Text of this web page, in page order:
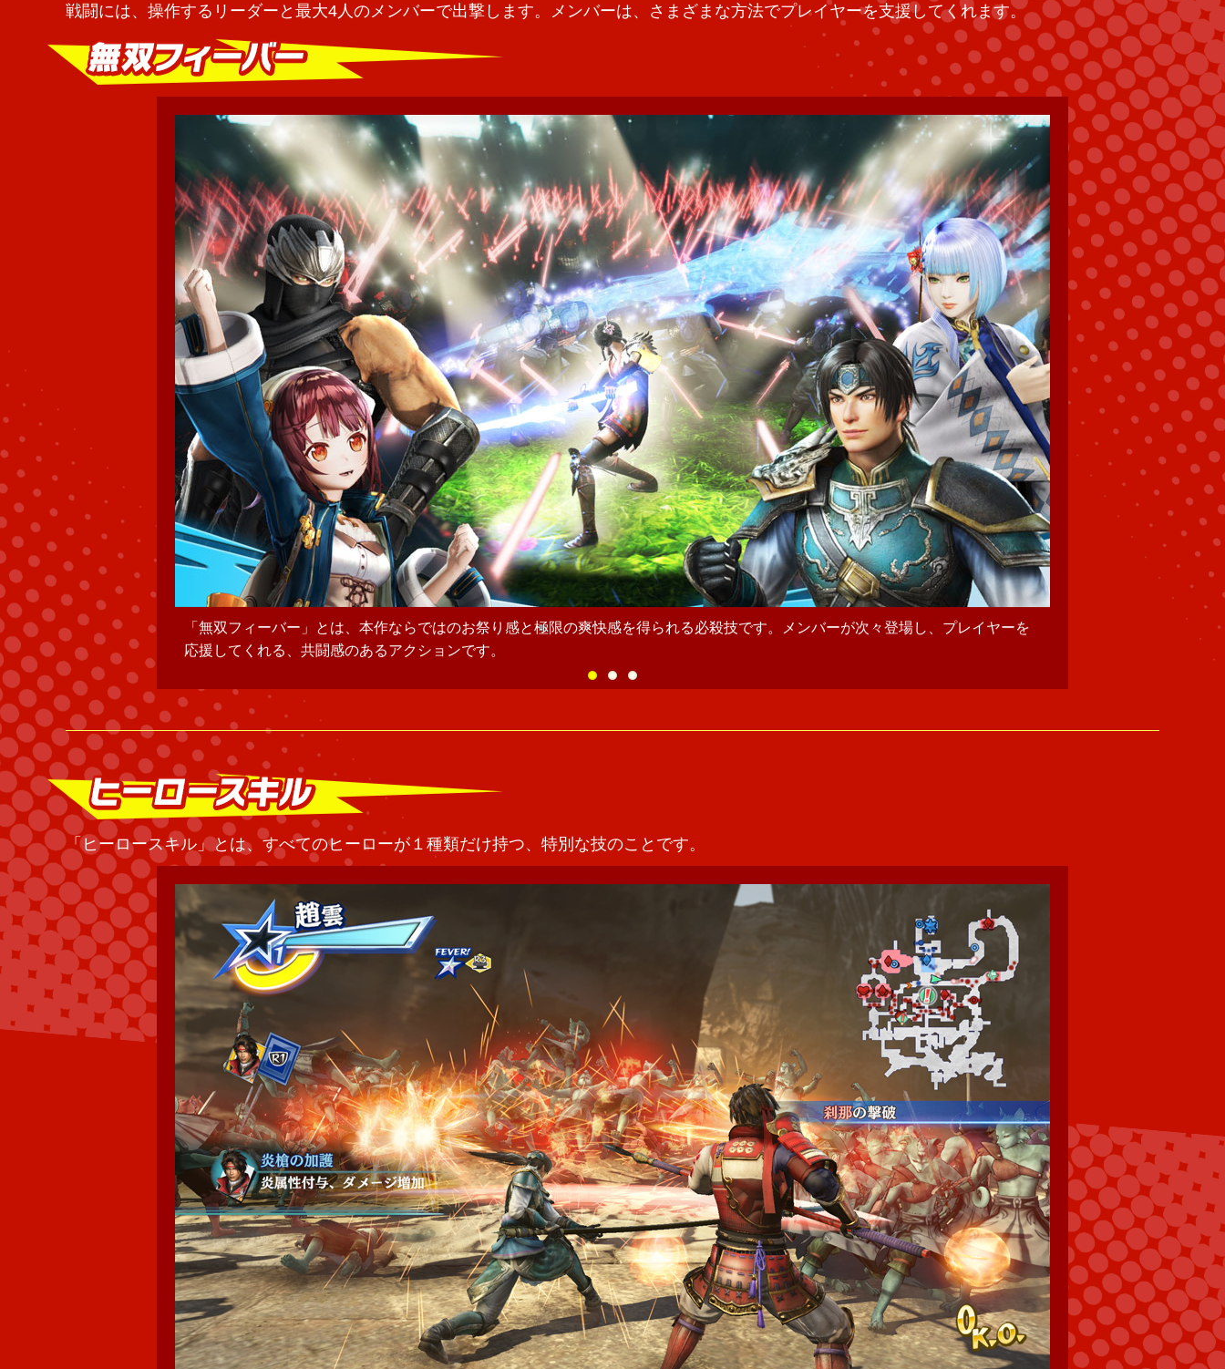
戦闘には、操作するリーダーと最大4人のメンバーで出撃します。メンバーは、さまざまな方法でプレイヤーを支援してくれます。
登場し、プレイヤーを メンバーは、熱いセリフや動きでユーザーを鼓舞してくれるだけでなく、援護攻撃をしてくれることもあります。 「無双フィーバー」が
「ヒーロースキル」とは、すべてのヒーローが１種類だけ持つ、特別な技のことです。